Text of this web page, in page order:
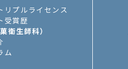
リプルライセンス
受賞歴
衛生師科）
ム